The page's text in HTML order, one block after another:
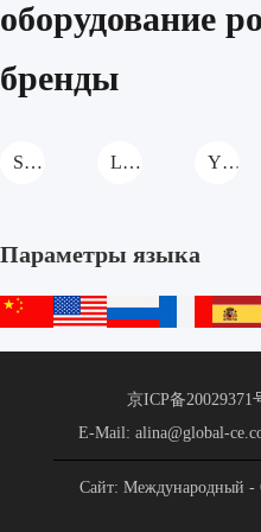
оборудование
бренды
SANY Бетонное вспомогательное оборудование Liebherr Бетонное вспомогательное оборудование YUANYOU Бетонное вспомогательное оборудование
Параметры языка
中
English français
京ICP备20029371
E-Mail: alina@global-
Сайт: Международный-